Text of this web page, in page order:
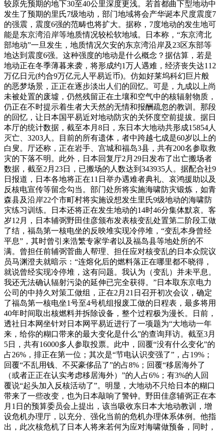
较原先预期的地下30至40公里深度更浅。若首都曲下型地动中
发生了预期的里氏7级地动，部门地域将会产华诞本尺度震度7
的强震，震度6强的范畴也将扩大。据称，7度地动的发生地可
能是东京湾沿岸等地质情况较松软地域。日本称，“东京湾北
部地动”一旦发生，地质情况欠安的东京湾沿岸及23区东部等
地达到震度6强。这种强度的地动是什么概念？据估算，若是
地动正在冬季薄暮来袭，将形成约1万人遇难，经济丧失达112
万亿日元(约合9万亿元人平易近币)。仿如好莱坞科幻巨片般
的恶梦场景，正正在逐步淡出人们的回忆。可是，九成以上尚
未被处置的废墟，仍然残留正在土壤和空气中的核辐射物质，
仍正在不时提示着生者大天然的无情和报酬疏忽的教训。那段
的回忆，让日本国平易近对地动防灾的关怀度空前提拔。据日
本厅的统计数据，截至本月8日，东日本大地动共形成15854人
灭亡、3203人。目前的所有遗体，者中跨越七成是60岁以上的
白叟。厅还称，正在岩手、宫城和福岛3县，共有200名参取救
灾的下落不明。此外，日本回复厅2月29日发布了出亡搬场者
数据，截至2月23日，已搬场的人数达到343935人。据配合社9
日报道，日本各地将正在11日举办遇难者典礼、哀鸿援助以及
反核电宣传等留念勾当。部门处所将实施海啸防灾锻炼，如青
森县及沿岸22个市町村将实施设想发生里氏9级地动的海啸防
灾练习训练。日本还将正在发生地动的14时46分集体默哀。客
岁12月，日本辅弼野田佳彦颁布发表核变乱处置第二阶段工做
了结，福岛第一核电坐的反映堆实现冷停堆，“变乱本身曾经
平息”，其时曾引来浩繁专家学者以及福岛县等地处所的不
满。曾担任前辅弼菅曲人帮理、担任应对核变乱的日本众院议
员马渊澄夫就暗示：“连熔化后的燃料落正在哪里都不晓得，
就说曾经实现冷停堆，这有问题。我认为（变乱）并未平息。
我还无法确认辐射污染的延伸已完全获得。”日本取东京电力
公司的中持久对策工做组，正在2月21日召开初次会议，确定
了福岛第一核电坐1号至4号机组报废工做的日程表，最多将用
40年时间取出核燃料并拆除设备，整个过程极为漫长。日前，
透社日本网坐针对日本网平易近进行了一项题为“大地动一年
来，给你的糊口带来的最大变化是什么”的查询拜访。截至3月
5日，共有16000多人参取投票。此中，回覆“没有什么变化”的
占26%，排正在第一位；其次是“节电认识变强了”，占19%；
回覆“不乱用钱、不买豪侈品了”的占8%；回覆“移居海外了
（或者正正在认实考虑移居海外）”的人占6%；有3%的人回
覆说“起头加入反核活动了”。明显，大地动不只给日本的糊口
带来了一些改变，也为日本敲响了警钟。野田佳彦辅弼正在本
月1日的预算委员会上提出，该当吸收东日本大地动教训，增
设危机办理厅，以充分、强化当前的危机办理体系体例。他指
出，此次核危机了日本人将来若何为应对海啸做预备，同时，